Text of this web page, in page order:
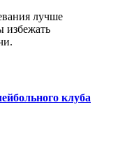
лучше
избежать
клуба